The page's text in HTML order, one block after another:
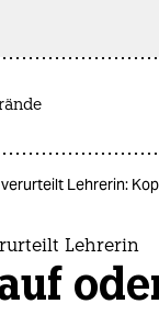
Lehrerin:
Lehrerin